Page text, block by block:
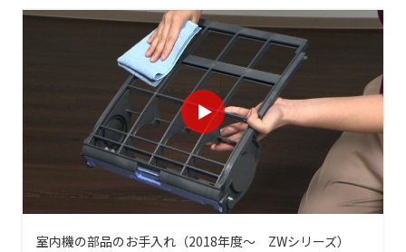
室内機の部品のお手入れ（2018年度～ ZWシリーズ）